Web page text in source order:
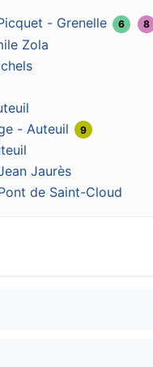
- Grenelle
6 8
Zola
- Auteuil
9
Jaurès
de Saint-Cloud